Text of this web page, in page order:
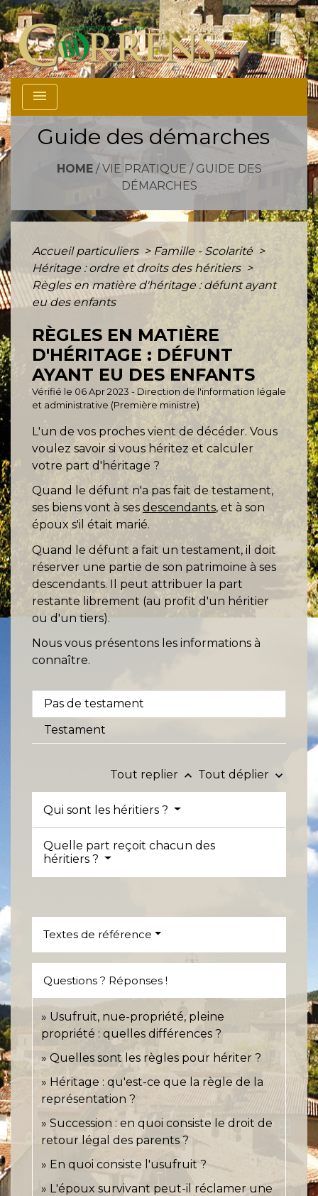
menu
Guide des démarches
HOME/ VIE PRATIQUE / GUIDE DES
DÉMARCHES
Accueil particuliers > Famille - Scolarité >
Héritage : ordre et droits des héritiers >
Règles en matière d'héritage : défunt ayant
eu des enfants
RÈGLES EN MATIÈRE
D'HÉRITAGE : DÉFUNT
AYANT EU DES ENFANTS
Vérifié le 06 Apr 2023 - Direction de l'information légale
et administrative (Première ministre)
L'un de vos proches vient de décéder. Vous
voulez savoir si vous héritez et calculer
votre part d'héritage ?
Quand le défunt n'a pas fait de testament,
ses biens vont à ses descendants, et à son
époux s'il était marié.
Quand le défunt a fait un testament, il doit
réserver une partie de son patrimoine à ses
descendants. Il peut attribuer la part
restante librement (au profit d'un héritier
ou d'un tiers).
Nous vous présentons les informations à
connaître.
Pas de testament
Testament
Tout replier keyboard_arrow_up Tout déplier keyboard_arrow_down
Qui sont les héritiers ?
Quelle part reçoit chacun des
héritiers ?
Textes de référence
Questions ? Réponses !
Usufruit, nue-propriété, pleine
propriété : quelles différences ?
Quelles sont les règles pour hériter ?
Héritage : qu'est-ce que la règle de la
représentation ?
Succession : en quoi consiste le droit de
retour légal des parents ?
En quoi consiste l'usufruit ?
L'époux survivant peut-il réclamer une